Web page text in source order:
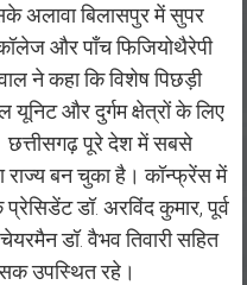
अलावा बिलासपुर में सुपर
और पाँच फिजियोथैरेपी
ने कहा कि विशेष पिछड़ी
यूनिट और दुर्गम क्षेत्रों के लिए
छत्तीसगढ़ पूरे देश में सबसे
बन चुका है। कॉन्फ्रेंस में
डॉ. अरविंद कुमार, पूर्व
डॉ. वैभव तिवारी सहित
उपस्थित रहे।